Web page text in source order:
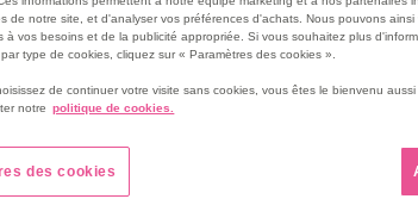
classe
Voir le
de notre site, et d'analyser vos préférences d'achats. Nous pouvons
à vos besoins et de la publicité appropriée. Si vous souhaitez plus
type de cookies, cliquez sur « Paramètres des cookies ».
de continuer votre visite sans cookies, vous êtes le bienvenu
notre politique de cookies.
des cookies